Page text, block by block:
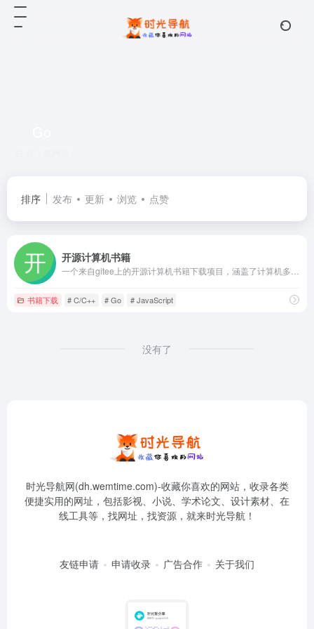
排序 发布 更新 浏览 点赞
开源计算机书籍
书籍下载 # C/C++ # Go # JavaScript
没有了
时光导航网(dh.wemtime.com)-收藏你喜欢的网站，收录各类
便捷实用的网址，包括影视、小说、学术论文、设计素材、在
线工具等，找网址，找资源，就来时光导航！
友链申请 申请收录 广告合作 关于我们